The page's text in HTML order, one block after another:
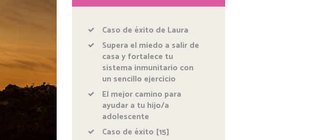
Caso de éxito de Laura
Supera el miedo a salir de
casa y fortalece tu
sistema inmunitario con
un sencillo ejercicio
El mejor camino para
ayudar a tu hijo/a
adolescente
Caso de éxito [15]